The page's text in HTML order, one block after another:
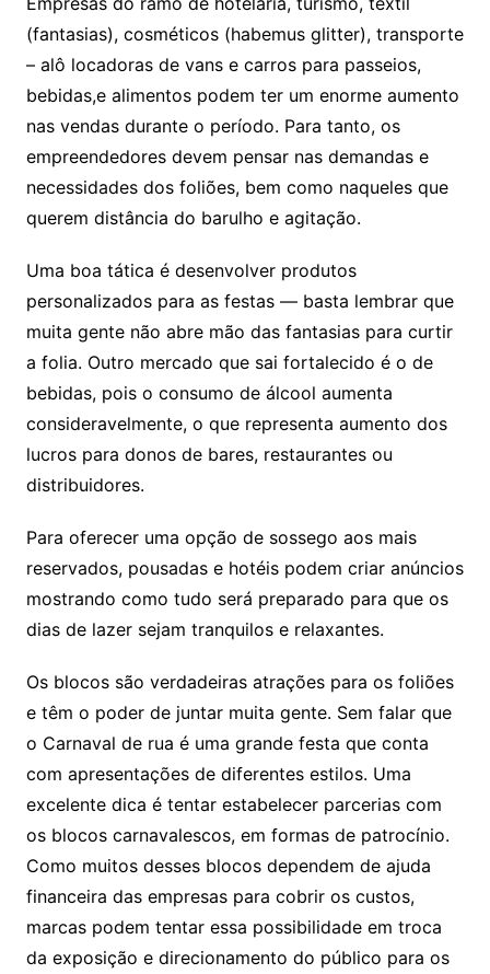
(fantasias), cosméticos (habemus glitter), transporte
– alô locadoras de vans e carros para passeios,
bebidas,e alimentos podem ter um enorme aumento
nas vendas durante o período. Para tanto, os
empreendedores devem pensar nas demandas e
necessidades dos foliões, bem como naqueles que
querem distância do barulho e agitação.
Uma boa tática é desenvolver produtos
personalizados para as festas — basta lembrar que
muita gente não abre mão das fantasias para curtir
a folia. Outro mercado que sai fortalecido é o de
bebidas, pois o consumo de álcool aumenta
consideravelmente, o que representa aumento dos
lucros para donos de bares, restaurantes ou
distribuidores.
Para oferecer uma opção de sossego aos mais
reservados, pousadas e hotéis podem criar anúncios
mostrando como tudo será preparado para que os
dias de lazer sejam tranquilos e relaxantes.
Os blocos são verdadeiras atrações para os foliões
e têm o poder de juntar muita gente. Sem falar que
o Carnaval de rua é uma grande festa que conta
com apresentações de diferentes estilos. Uma
excelente dica é tentar estabelecer parcerias com
os blocos carnavalescos, em formas de patrocínio.
Como muitos desses blocos dependem de ajuda
financeira das empresas para cobrir os custos,
marcas podem tentar essa possibilidade em troca
da exposição e direcionamento do público para os